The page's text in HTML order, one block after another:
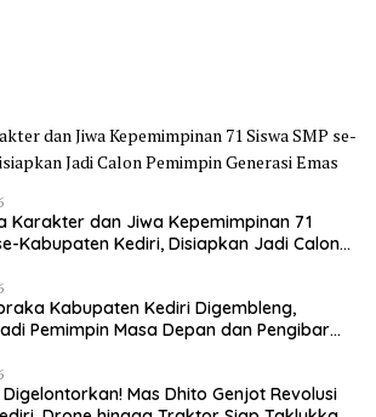
Karakter dan Jiwa Kepemimpinan 71
Kabupaten Kediri, Disiapkan Jadi Calon
Kabupaten Kediri Digembleng,
Pemimpin Masa Depan dan Pengibar
Digelontorkan! Mas Dhito Genjot Revolusi